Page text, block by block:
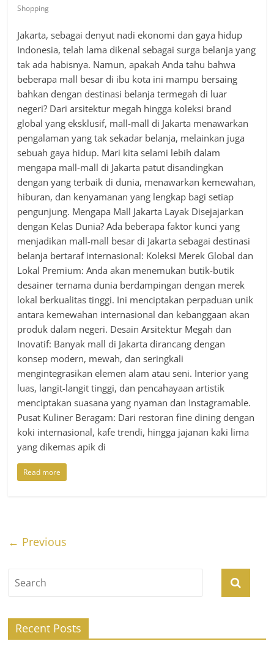
Shopping
Jakarta, sebagai denyut nadi ekonomi dan gaya hidup
Indonesia, telah lama dikenal sebagai surga belanja yang
tak ada habisnya. Namun, apakah Anda tahu bahwa
beberapa mall besar di ibu kota ini mampu bersaing
bahkan dengan destinasi belanja termegah di luar
negeri? Dari arsitektur megah hingga koleksi brand
global yang eksklusif, mall-mall di Jakarta menawarkan
pengalaman yang tak sekadar belanja, melainkan juga
sebuah gaya hidup. Mari kita selami lebih dalam
mengapa mall-mall di Jakarta patut disandingkan
dengan yang terbaik di dunia, menawarkan kemewahan,
hiburan, dan kenyamanan yang lengkap bagi setiap
pengunjung. Mengapa Mall Jakarta Layak Disejajarkan
dengan Kelas Dunia? Ada beberapa faktor kunci yang
menjadikan mall-mall besar di Jakarta sebagai destinasi
belanja bertaraf internasional: Koleksi Merek Global dan
Lokal Premium: Anda akan menemukan butik-butik
desainer ternama dunia berdampingan dengan merek
lokal berkualitas tinggi. Ini menciptakan perpaduan unik
antara kemewahan internasional dan kebanggaan akan
produk dalam negeri. Desain Arsitektur Megah dan
Inovatif: Banyak mall di Jakarta dirancang dengan
konsep modern, mewah, dan seringkali
mengintegrasikan elemen alam atau seni. Interior yang
luas, langit-langit tinggi, dan pencahayaan artistik
menciptakan suasana yang nyaman dan Instagramable.
Pusat Kuliner Beragam: Dari restoran fine dining dengan
koki internasional, kafe trendi, hingga jajanan kaki lima
yang dikemas apik di
Read more
← Previous
Recent Posts